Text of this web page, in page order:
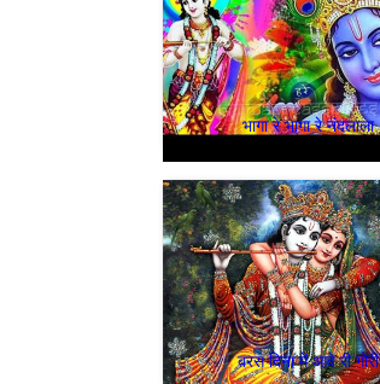
भागा रे भागा रे नंदलाला
बरस दिना में आवे री गोरी